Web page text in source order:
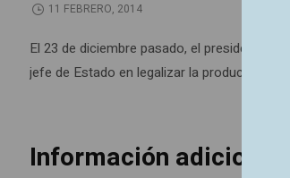
11 FEBRERO, 2014
El 23 de diciembre pasado, el presidente
jefe de Estado en legalizar la producción y
Información adicional